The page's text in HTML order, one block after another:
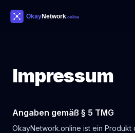
Impressum
Angaben gemäß § 5 TMG
OkayNetwork.online ist ein Produkt